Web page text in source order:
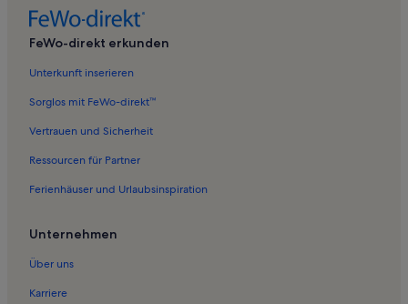
Ferienwohnungen in Binz
Ferienwohnungen in Glowe
Ferienwohnungen in Neddesitz
Ferienwohnungen in Neuhof
FeWo-direkt erkunden
Unterkunft inserieren
Sorglos mit FeWo-direkt™
Vertrauen und Sicherheit
Ressourcen für Partner
Ferienhäuser und Urlaubsinspiration
Unternehmen
Über uns
Karriere